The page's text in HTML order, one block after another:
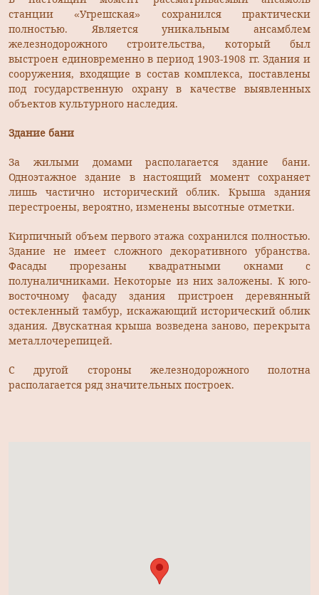
станции «Угрешская» сохранился практически
полностью. Является уникальным ансамблем
железнодорожного строительства, который был
выстроен единовременно в период 1903-1908 гг. Здания и
сооружения, входящие в состав комплекса, поставлены
под государственную охрану в качестве выявленных
объектов культурного наследия.
Здание бани
За жилыми домами располагается здание бани.
Одноэтажное здание в настоящий момент сохраняет
лишь частично исторический облик. Крыша здания
перестроены, вероятно, изменены высотные отметки.
Кирпичный объем первого этажа сохранился полностью.
Здание не имеет сложного декоративного убранства.
Фасады прорезаны квадратными окнами с
полуналичниками. Некоторые из них заложены. К юго-
восточному фасаду здания пристроен деревянный
остекленный тамбур, искажающий исторический облик
здания. Двускатная крыша возведена заново, перекрыта
металлочерепицей.
С другой стороны железнодорожного полотна
располагается ряд значительных построек.